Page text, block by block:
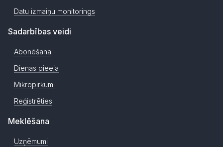
Datu izmaiņu monitorings
Sadarbības veidi
Abonēšana
Dienas pieeja
Mikropirkumi
Reģistrēties
Meklēšana
Uzņēmumi